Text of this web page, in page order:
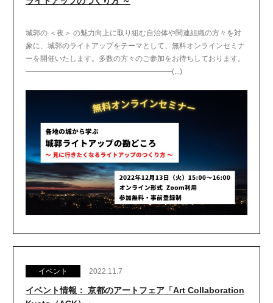
城郭の ＜夜＞ の魅力向上に取り組む自治体や関連組織の方々を対
象に、城郭のライトアップをテーマとして、無料オンラインセミナ
ーを開催いたします。多数の方々のご参加をお待ちしております。
――――――――――――――――――――(...)
イベント 2022.11.7
イベント情報： 京都のアートフェア「Art Collaboration